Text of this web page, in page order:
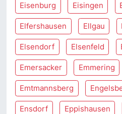
Eisenburg Eisingen
Elfershausen Ellgau
Elsendorf Elsenfeld
Emersacker Emmering
Emtmannsberg
Ensdorf Eppishausen